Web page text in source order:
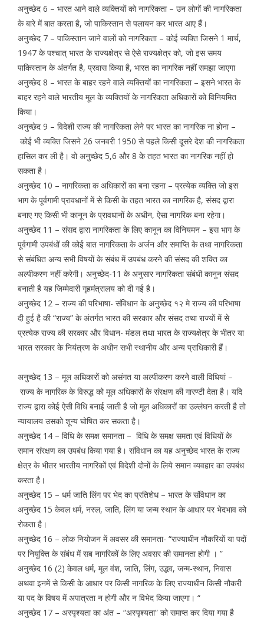
अनुच्छेद 6 – भारत आने वाले व्यक्तियों को नागरिकता – उन लोगों की नागरिकता
के बारे में बात करता है, जो पाकिस्तान से पलायन कर भारत आए हैं।
अनुच्छेद 7 – पाकिस्तान जाने वालों को नागरिकता – कोई व्यक्ति जिसने 1 मार्च,
1947 के पश्चात् भारत के राज्यक्षेत्र से ऐसे राज्यक्षेत्र को, जो इस समय
पाकिस्तान के अंतर्गत है, प्रवास किया है, भारत का नागरिक नहीं समझा जाएगा
अनुच्छेद 8 – भारत के बाहर रहने वाले व्यक्तियों का नागरिकता – इसने भारत के
बाहर रहने वाले भारतीय मूल के व्यक्तियों के नागरिकता अधिकारों को विनियमित
किया।
अनुच्छेद 9 – विदेशी राज्य की नागरिकता लेने पर भारत का नागरिक ना होना –
कोई भी व्यक्ति जिसने 26 जनवरी 1950 से पहले किसी दूसरे देश की नागरिकता
हासिल कर ली है। वो अनुच्छेद 5,6 और 8 के तहत भारत का नागरिक नहीं हो
सकता है।
अनुच्छेद 10 – नागरिकता क अधिकारों का बना रहना – प्रत्येक व्यक्ति जो इस
भाग के पूर्वगामी प्रावधानों में से किसी के तहत भारत का नागरिक है, संसद द्वारा
बनाए गए किसी भी कानून के प्रावधानों के अधीन, ऐसा नागरिक बना रहेगा।
अनुच्छेद 11 – संसद द्वारा नागरिकता के लिए कानून का विनियमन – इस भाग के
पूर्वगामी उपबंधों की कोई बात नागरिकता के अर्जन और समाप्ति के तथा नागरिकता
से संबंधित अन्य सभी विषयों के संबंध में उपबंध करने की संसद की शक्ति का
अल्पीकरण नहीं करेगी। अनुच्छेद-11 के अनुसार नागरिकता संबंधी कानुन संसद
बनाती है यह जिम्मेदारी गृहमंत्रालय को दी गई है।
अनुच्छेद 12 – राज्य की परिभाषा- संविधान के अनुच्छेद १२ मे राज्य की परिभाषा
दी हुई है की “राज्य” के अंतर्गत भारत की सरकार और संसद तथा राज्यों में से
प्रत्येक राज्य की सरकार और विधान- मंडल तथा भारत के राज्यक्षेत्र के भीतर या
भारत सरकार के नियंत्रण के अधीन सभी स्थानीय और अन्य प्राधिकारी हैं।
अनुच्छेद 13 – मूल अधिकारों को असंगत या अल्पीकरण करने वाली विधियां –
राज्य के नागरिक के विरुद्ध को मूल अधिकारों के संरक्षण की गारण्टी देता है। यदि
राज्य द्वारा कोई ऐसी विधि बनाई जाती है जो मूल अधिकारों का उल्लंघन करती है तो
न्यायालय उसको शून्य घोषित कर सकता है।
अनुच्छेद 14 – विधि के समक्ष समानता – विधि के समक्ष समता एवं विधियों के
समान संरक्षण का उपबंध किया गया है। संविधान का यह अनुच्छेद भारत के राज्य
क्षेत्र के भीतर भारतीय नागरिकों एवं विदेशी दोनों के लिये समान व्यवहार का उपबंध
करता है।
अनुच्छेद 15 – धर्म जाति लिंग पर भेद का प्रतिशेध – भारत के संविधान का
अनुच्छेद 15 केवल धर्म, नस्ल, जाति, लिंग या जन्म स्थान के आधार पर भेदभाव को
रोकता है।
अनुच्छेद 16 – लोक नियोजन में अवसर की समानता- “राज्याधीन नौकरियों या पदों
पर नियुक्ति के संबंध में सब नागरिकों के लिए अवसर की समानता होगी । ”
अनुच्छेद 16 (2) केवल धर्म, मूल वंश, जाति, लिंग, उद्भव, जन्म-स्थान, निवास
अथवा इनमें से किसी के आधार पर किसी नागरिक के लिए राज्याधीन किसी नौकरी
या पद के विषय में अपात्रता न होगी और न विभेद किया जाएगा। “
अनुच्छेद 17 – अस्पृश्यता का अंत – “अस्पृश्यता” को समाप्त कर दिया गया है